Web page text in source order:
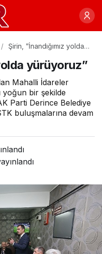
Şirin, “İnandığımız yolda
yürüyoruz”
Mahalli İdareler
yoğun bir şekilde
Parti Derince Belediye
buluşmalarına devam
Paylaş